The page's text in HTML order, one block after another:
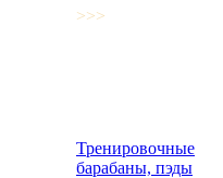
>>>
Тренировочные
барабаны, пэды